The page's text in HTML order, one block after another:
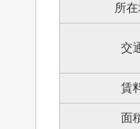
所
交
賃
面